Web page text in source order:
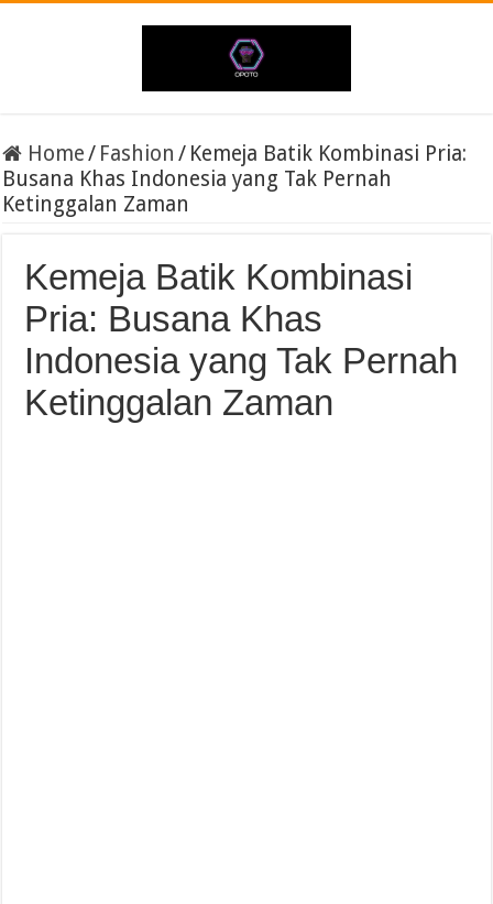
Home/ Fashion / Kemeja Batik Kombinasi Pria:
Busana Khas Indonesia yang Tak Pernah
Ketinggalan Zaman
Kemeja Batik Kombinasi
Pria: Busana Khas
Indonesia yang Tak Pernah
Ketinggalan Zaman